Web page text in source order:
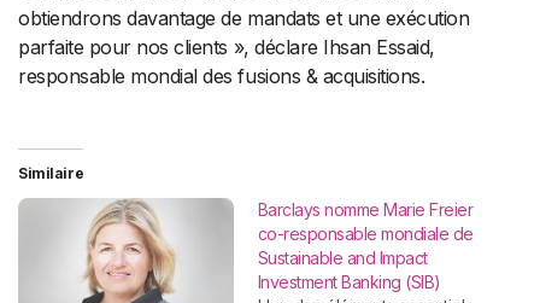
obtiendrons davantage de mandats et une exécution
parfaite pour nos clients », déclare Ihsan Essaid,
responsable mondial des fusions & acquisitions.
Similaire
Barclays nomme Marie Freier
co-responsable mondiale de
Sustainable and Impact
Investment Banking (SIB)